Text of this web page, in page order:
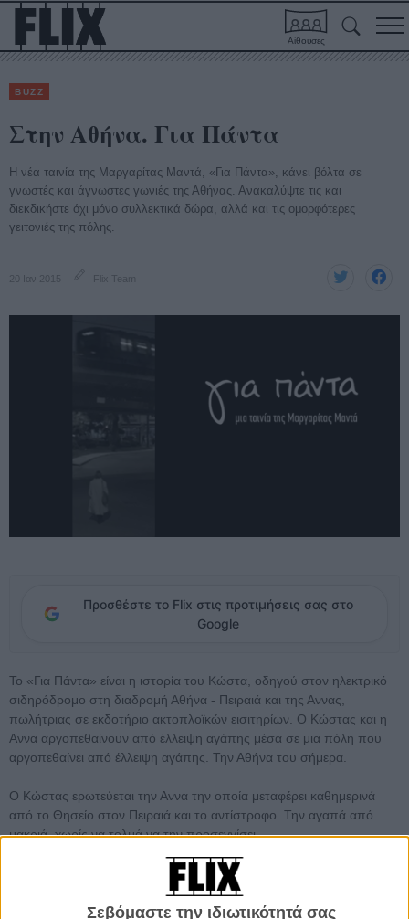
Σεβόμαστε την ιδιωτικότητά σας
Αίθουσες
BUZZ
Στην Αθήνα. Για Πάντα
Η νέα ταινία της Μαργαρίτας Μαντά, «Για Πάντα», κάνει βόλτα σε
γνωστές και άγνωστες γωνιές της Αθήνας. Ανακαλύψτε τις και
διεκδικήστε όχι μόνο συλλεκτικά δώρα, αλλά και τις ομορφότερες
γειτονιές της πόλης.
20 Ιαν 2015 Flix Team
Προσθέστε το Flix στις προτιμήσεις σας στο
Google
Το «Για Πάντα» είναι η ιστορία του Κώστα, οδηγού στον ηλεκτρικό
σιδηρόδρομο στη διαδρομή Αθήνα - Πειραιά και της Αννας,
πωλήτριας σε εκδοτήριο ακτοπλοϊκών εισιτηρίων. Ο Κώστας και η
Αννα αργοπεθαίνουν από έλλειψη αγάπης μέσα σε μια πόλη που
αργοπεθαίνει από έλλειψη αγάπης. Την Αθήνα του σήμερα.
Ο Κώστας ερωτεύεται την Αννα την οποία μεταφέρει καθημερινά
από το Θησείο στον Πειραιά και το αντίστροφο. Την αγαπά από
μακριά, χωρίς να τολμά να την προσεγγίσει.
Η Μαργαρίτα Μαντά, που γράφει και σκηνοθετεί το «Για Πάντα»,
τολμά να προσεγγίσει τον βαθύ, αγνό ρομαντισμό ενός δυνάμει
ζευγαριού. Η Αννα Μάσχα κι ο Κώστας Φιλίππογλου δίνουν